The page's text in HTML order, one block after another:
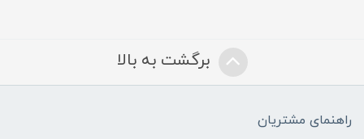
برگشت به بالا
راهنمای مشتریان